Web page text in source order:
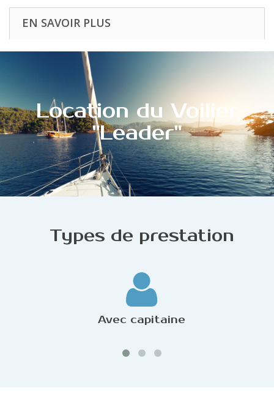
EN SAVOIR PLUS
Location du Voilier
"Leader"
Types de prestation
Avec capitaine